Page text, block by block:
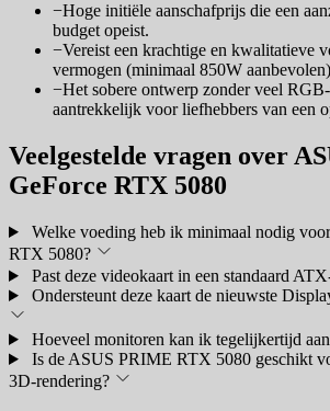
−Hoge initiële aanschafprijs die een
budget opeist.
−Vereist een krachtige en kwalitatieve
vermogen (minimaal 850W
−Het sobere ontwerp zonder veel
aantrekkelijk voor liefhebbers van een
Veelgestelde vragen over
GeForce RTX 5080
Welke voeding heb ik minimaal nodig
RTX 5080?
Past deze videokaart in een standaard
Ondersteunt deze kaart de nieuwste
Hoeveel monitoren kan ik tegelijkertijd
Is de ASUS PRIME RTX 5080 geschikt
3D-rendering?